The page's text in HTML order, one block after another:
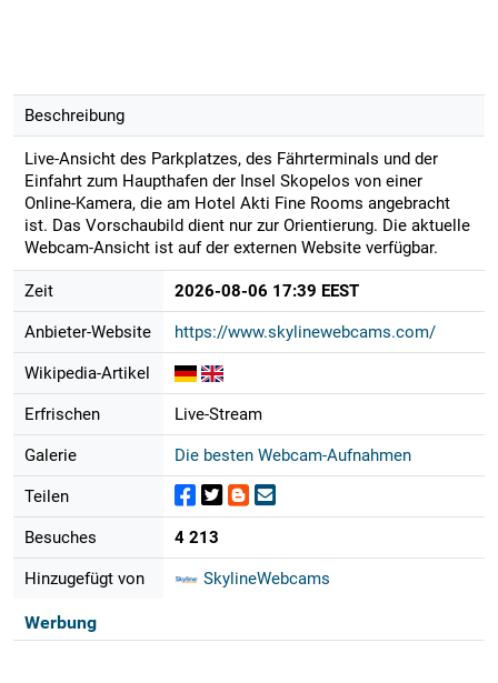
Beschreibung
Live-Ansicht des Parkplatzes, des Fährterminals und der
Einfahrt zum Haupthafen der Insel Skopelos von einer
Online-Kamera, die am Hotel Akti Fine Rooms angebracht
ist. Das Vorschaubild dient nur zur Orientierung. Die aktuelle
Webcam-Ansicht ist auf der externen Website verfügbar.
Zeit 2026-08-06 17:39 EEST
Anbieter-Website https://www.skylinewebcams.com/
Wikipedia-Artikel
Erfrischen Live-Stream
Galerie Die besten Webcam-Aufnahmen
Teilen
Besuches 4 213
Hinzugefügt von SkylineWebcams
Werbung